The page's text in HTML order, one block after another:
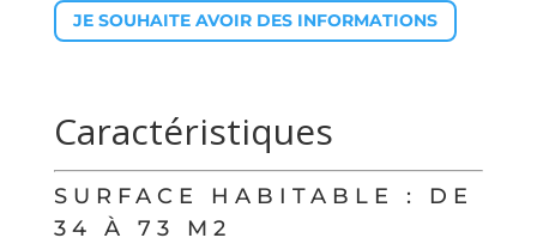
JE SOUHAITE AVOIR DES INFORMATIONS
Caractéristiques
SURFACE HABITABLE : DE
34 À 73 M2